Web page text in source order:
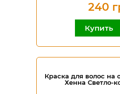
240
Купить
Краска для волос на
Хенна Светло-